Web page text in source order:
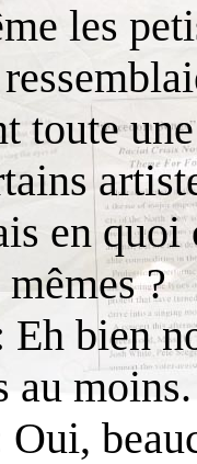
les
toute
en quoi
?
Eh bien
au
Oui,